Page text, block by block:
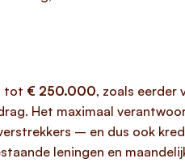
tot € 250.000, zoals eerder
Het maximaal
– en dus ook
leningen en